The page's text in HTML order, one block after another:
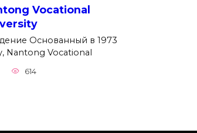
Vocational
Основанный в 1973
Nantong Vocational
614